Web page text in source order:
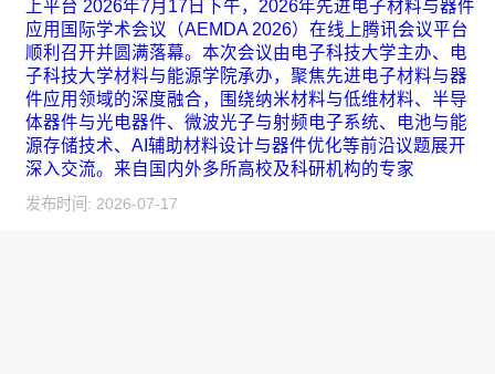
上平台 2026年7月17日下午，2026年先进电子材料与器件
应用国际学术会议（AEMDA 2026）在线上腾讯会议平台
顺利召开并圆满落幕。本次会议由电子科技大学主办、电
子科技大学材料与能源学院承办，聚焦先进电子材料与器
件应用领域的深度融合，围绕纳米材料与低维材料、半导
体器件与光电器件、微波光子与射频电子系统、电池与能
源存储技术、AI辅助材料设计与器件优化等前沿议题展开
深入交流。来自国内外多所高校及科研机构的专家
发布时间: 2026-07-17